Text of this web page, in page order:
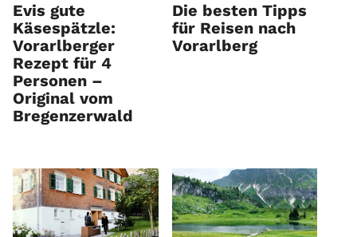
Evis gute
Käsespätzle:
Vorarlberger
Rezept für 4
Personen –
Original vom
Bregenzerwald
Die besten Tipps
für Reisen nach
Vorarlberg